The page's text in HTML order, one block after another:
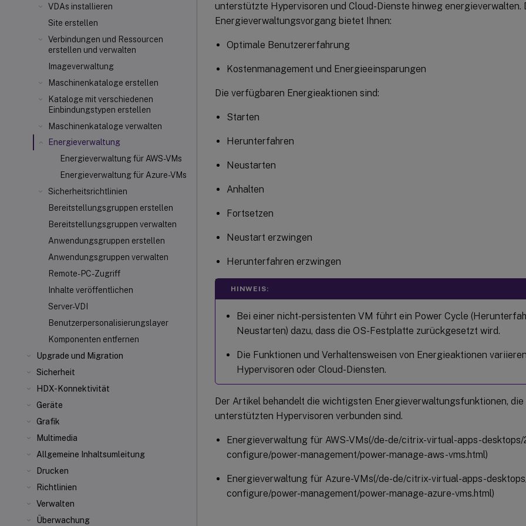
VDAs installieren
Site erstellen
Verbindungen und Ressourcen
erstellen und verwalten
Imageverwaltung
Maschinenkataloge erstellen
Kataloge mit verschiedenen
Einbindungstypen erstellen
Maschinenkataloge verwalten
Energieverwaltung
Energieverwaltung für AWS-VMs
Energieverwaltung für Azure-VMs
Sicherheitsrichtlinien
Bereitstellungsgruppen erstellen
Bereitstellungsgruppen verwalten
Anwendungsgruppen erstellen
Anwendungsgruppen verwalten
Remote-PC-Zugriff
Inhalte veröffentlichen
Server-VDI
Benutzerpersonalisierungslayer
Komponenten entfernen
Upgrade und Migration
Sicherheit
HDX-Konnektivität
Geräte
Grafik
Multimedia
Allgemeine Inhaltsumleitung
Drucken
Richtlinien
Verwalten
Überwachung
unterstützte Hypervisoren und Cloud-Dienste hinweg energieverwalten.
Energieverwaltungsvorgang bietet Ihnen:
Optimale Benutzererfahrung
Kostenmanagement und Energieeinsparungen
Die verfügbaren Energieaktionen sind:
Starten
Herunterfahren
Neustarten
Anhalten
Fortsetzen
Neustart erzwingen
Herunterfahren erzwingen
HINWEIS:
Bei einer nicht-persistenten VM führt ein Power Cycle
Neustarten) dazu, dass die OS-Festplatte zurückgesetzt wird.
Die Funktionen und Verhaltensweisen von Energieaktionen
Hypervisoren oder Cloud-Diensten.
Der Artikel behandelt die wichtigsten Energieverwaltungsfunktionen,
unterstützten Hypervisoren verbunden sind.
Energieverwaltung für AWS-VMs(/de-de/citrix-virtual-apps-
configure/power-management/power-manage-aws-vms.html)
Energieverwaltung für Azure-VMs(/de-de/citrix-virtual-apps-
configure/power-management/power-manage-azure-vms.html)